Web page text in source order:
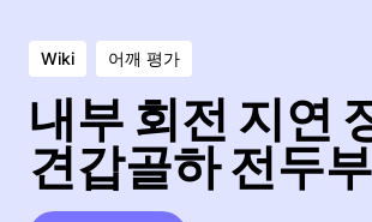
Wiki 어깨 평가
내부 회전 지연
견갑골하 전두